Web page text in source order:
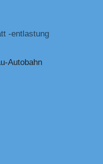
-entlastung
Autobahn